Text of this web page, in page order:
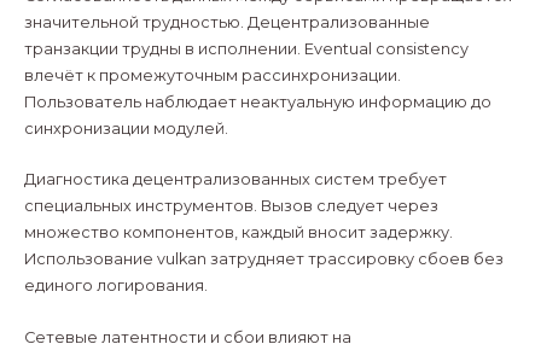
значительной трудностью. Децентрализованные
транзакции трудны в исполнении. Eventual consistency
влечёт к промежуточным рассинхронизации.
Пользователь наблюдает неактуальную информацию до
синхронизации модулей.
Диагностика децентрализованных систем требует
специальных инструментов. Вызов следует через
множество компонентов, каждый вносит задержку.
Использование vulkan затрудняет трассировку сбоев без
единого логирования.
Сетевые латентности и сбои влияют на